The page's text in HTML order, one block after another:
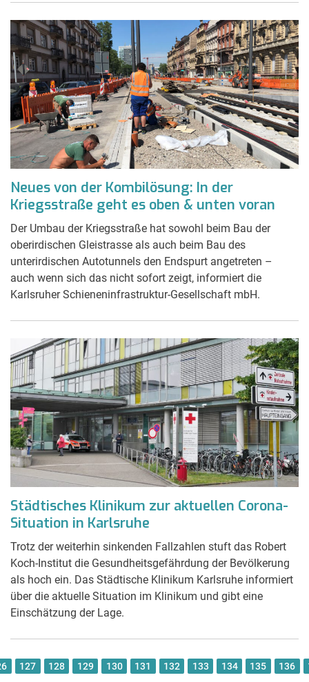
Neues von der Kombilösung: In der
Kriegsstraße geht es oben & unten voran
Der Umbau der Kriegsstraße hat sowohl beim Bau der
oberirdischen Gleistrasse als auch beim Bau des
unterirdischen Autotunnels den Endspurt angetreten –
auch wenn sich das nicht sofort zeigt, informiert die
Karlsruher Schieneninfrastruktur-Gesellschaft mbH.
Städtisches Klinikum zur aktuellen Corona-
Situation in Karlsruhe
Trotz der weiterhin sinkenden Fallzahlen stuft das Robert
Koch-Institut die Gesundheitsgefährdung der Bevölkerung
als hoch ein. Das Städtische Klinikum Karlsruhe informiert
über die aktuelle Situation im Klinikum und gibt eine
Einschätzung der Lage.
127 128 129 130 131 132 133 134 135 136